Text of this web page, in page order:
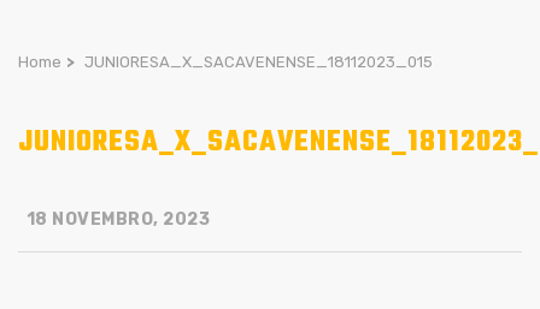
Home > JUNIORESA_X_SACAVENENSE_18112023_015
18 NOVEMBRO, 2023